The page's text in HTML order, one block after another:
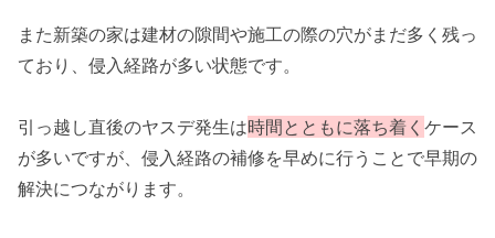
また新築の家は建材の隙間や施工の際の穴がまだ多く残っ
ており、侵入経路が多い状態です。
引っ越し直後のヤスデ発生は時間とともに落ち着く ケース
が多いですが、侵入経路の補修を早めに行うことで早期の
解決につながります。